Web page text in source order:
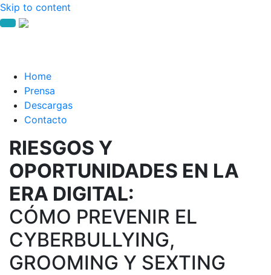
Skip to content
Home
Prensa
Descargas
Contacto
RIESGOS Y
OPORTUNIDADES EN LA
ERA DIGITAL:
CÓMO PREVENIR EL
CYBERBULLYING,
GROOMING Y SEXTING